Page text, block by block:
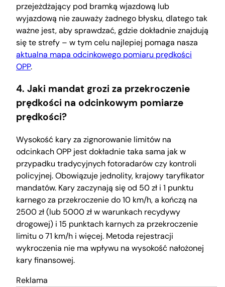
przejeżdżający pod bramką wjazdową lub
wyjazdową nie zauważy żadnego błysku, dlatego tak
ważne jest, aby sprawdzać, gdzie dokładnie znajdują
się te strefy – w tym celu najlepiej pomaga nasza
aktualna mapa odcinkowego pomiaru prędkości
OPP.
4. Jaki mandat grozi za przekroczenie
prędkości na odcinkowym pomiarze
prędkości?
Wysokość kary za zignorowanie limitów na
odcinkach OPP jest dokładnie taka sama jak w
przypadku tradycyjnych fotoradarów czy kontroli
policyjnej. Obowiązuje jednolity, krajowy taryfikator
mandatów. Kary zaczynają się od 50 zł i 1 punktu
karnego za przekroczenie do 10 km/h, a kończą na
2500 zł (lub 5000 zł w warunkach recydywy
drogowej) i 15 punktach karnych za przekroczenie
limitu o 71 km/h i więcej. Metoda rejestracji
wykroczenia nie ma wpływu na wysokość nałożonej
kary finansowej.
Reklama